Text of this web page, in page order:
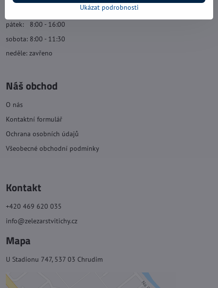
pátek: 8:00 - 16:00
sobota: 8:00 - 11:30
neděle: zavřeno
Náš obchod
O nás
Kontaktní formulář
Ochrana osobních údajů
Všeobecné obchodní podmínky
Kontakt
+420 469 620 035
info@zelezarstvitichy.cz
Mapa
U Stadionu 747, 537 03 Chrudim
Ukázat podrobnosti